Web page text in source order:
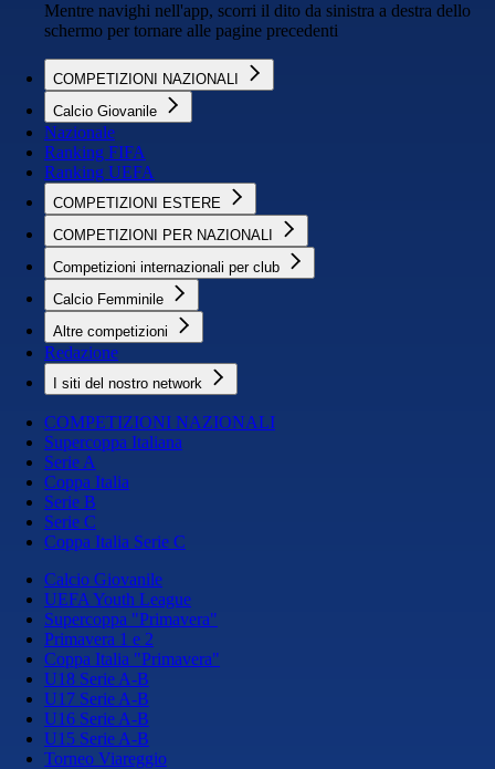
Mentre navighi nell'app, scorri il dito da sinistra a destra dello
schermo per tornare alle pagine precedenti
COMPETIZIONI NAZIONALI
Calcio Giovanile
Nazionale
Ranking FIFA
Ranking UEFA
COMPETIZIONI ESTERE
COMPETIZIONI PER NAZIONALI
Competizioni internazionali per club
Calcio Femminile
Altre competizioni
Redazione
I siti del nostro network
COMPETIZIONI NAZIONALI
Supercoppa Italiana
Serie A
Coppa Italia
Serie B
Serie C
Coppa Italia Serie C
Calcio Giovanile
UEFA Youth League
Supercoppa "Primavera"
Primavera 1 e 2
Coppa Italia "Primavera"
U18 Serie A-B
U17 Serie A-B
U16 Serie A-B
U15 Serie A-B
Torneo Viareggio